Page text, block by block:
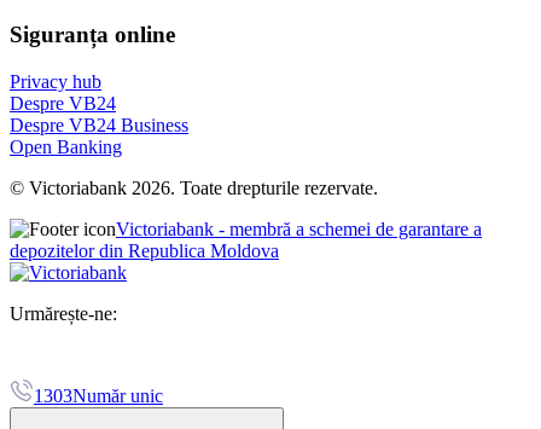
Siguranța online
Privacy hub
Despre VB24
Despre VB24 Business
Open Banking
© Victoriabank 2026. Toate drepturile rezervate.
Victoriabank - membră a schemei de garantare a
depozitelor din Republica Moldova
Urmărește-ne:
1303Număr unic